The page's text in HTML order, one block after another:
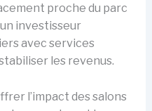
proche du parc
investisseur
avec services
les revenus.
l’impact des salons